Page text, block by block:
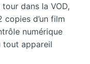
dans la VOD,
d’un film
numérique
tout appareil